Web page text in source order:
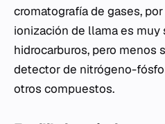
cromatografía de gases,
ionización de llama es muy
hidrocarburos, pero menos
detector de nitrógeno-
otros compuestos.